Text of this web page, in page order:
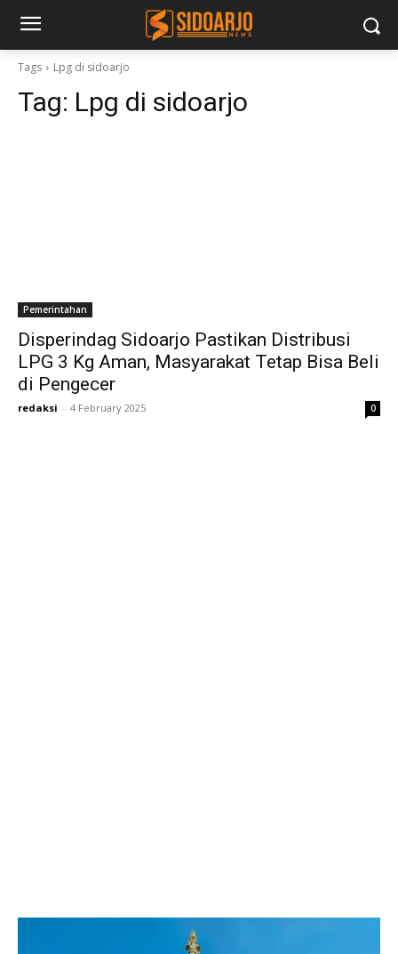
Tags Lpg di sidoarjo
Tag: Lpg di sidoarjo
Pemerintahan
Disperindag Sidoarjo Pastikan Distribusi
LPG 3 Kg Aman, Masyarakat Tetap Bisa Beli
di Pengecer
redaksi - 4 February 2025 0